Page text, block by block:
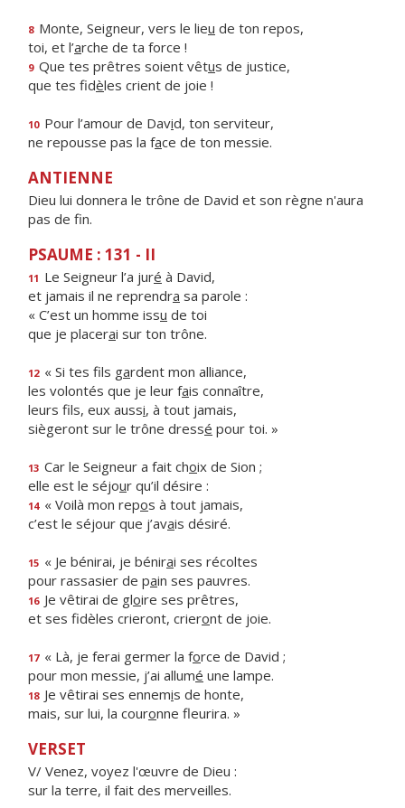
8 Monte, Seigneur, vers le lieu de ton repos,
toi, et l’arche de ta force !
9 Que tes prêtres soient vêtus de justice,
que tes fidèles crient de joie !
10 Pour l’amour de David, ton serviteur,
ne repousse pas la face de ton messie.
ANTIENNE
Dieu lui donnera le trône de David et son règne n'aura
pas de fin.
PSAUME : 131 - II
11 Le Seigneur l’a juré à David,
et jamais il ne reprendra sa parole :
« C’est un homme issu de toi
que je placerai sur ton trône.
12 « Si tes fils gardent mon alliance,
les volontés que je leur fais connaître,
leurs fils, eux aussi, à tout jamais,
siègeront sur le trône dressé pour toi. »
13 Car le Seigneur a fait choix de Sion ;
elle est le séjour qu’il désire :
14 « Voilà mon repos à tout jamais,
c’est le séjour que j’avais désiré.
15 « Je bénirai, je bénirai ses récoltes
pour rassasier de pain ses pauvres.
16 Je vêtirai de gloire ses prêtres,
et ses fidèles crieront, crieront de joie.
17 « Là, je ferai germer la force de David ;
pour mon messie, j’ai allumé une lampe.
18 Je vêtirai ses ennemis de honte,
mais, sur lui, la couronne fleurira. »
VERSET
V/ Venez, voyez l'œuvre de Dieu :
sur la terre, il fait des merveilles.